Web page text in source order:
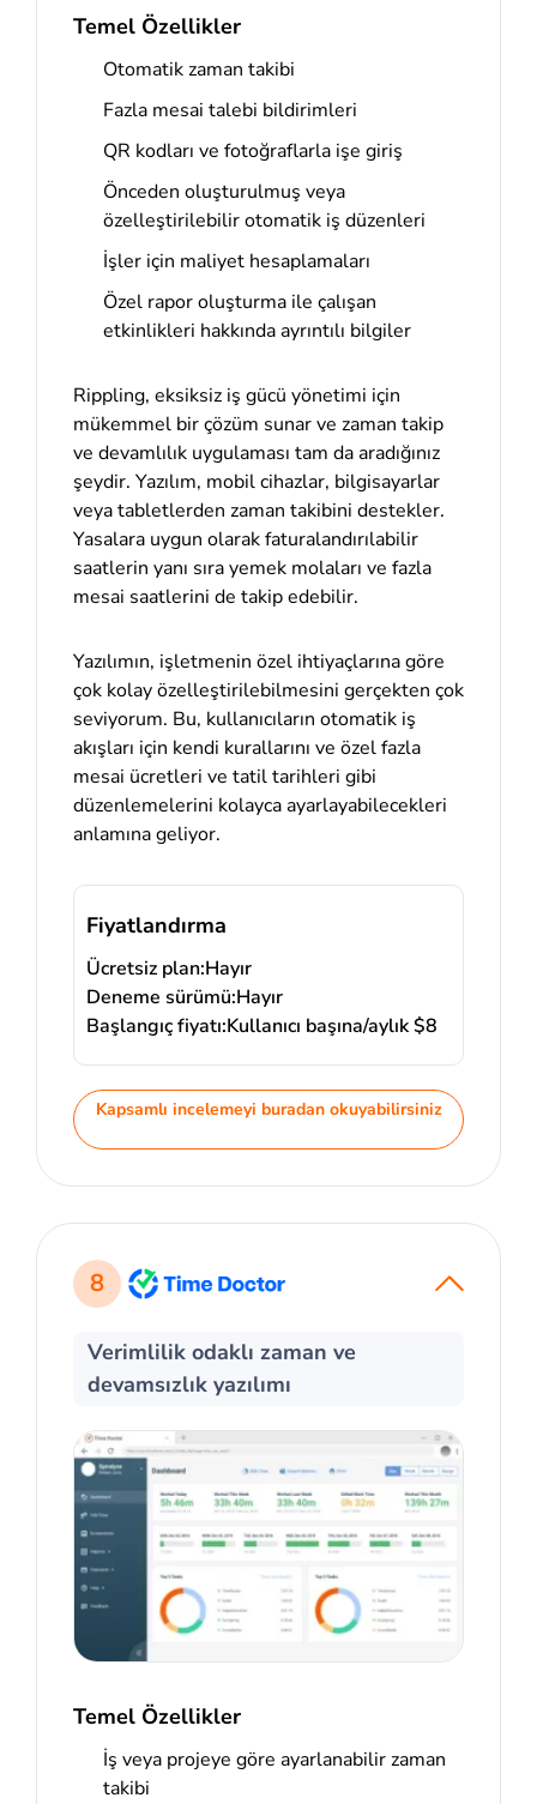
Temel Özellikler
Otomatik zaman takibi
Fazla mesai talebi bildirimleri
QR kodları ve fotoğraflarla işe giriş
Önceden oluşturulmuş veya
özelleştirilebilir otomatik iş düzenleri
İşler için maliyet hesaplamaları
Özel rapor oluşturma ile çalışan
etkinlikleri hakkında ayrıntılı bilgiler
Rippling, eksiksiz iş gücü yönetimi için
mükemmel bir çözüm sunar ve zaman takip
ve devamlılık uygulaması tam da aradığınız
şeydir. Yazılım, mobil cihazlar, bilgisayarlar
veya tabletlerden zaman takibini destekler.
Yasalara uygun olarak faturalandırılabilir
saatlerin yanı sıra yemek molaları ve fazla
mesai saatlerini de takip edebilir.
Yazılımın, işletmenin özel ihtiyaçlarına göre
çok kolay özelleştirilebilmesini gerçekten çok
seviyorum. Bu, kullanıcıların otomatik iş
akışları için kendi kurallarını ve özel fazla
mesai ücretleri ve tatil tarihleri gibi
düzenlemelerini kolayca ayarlayabilecekleri
anlamına geliyor.
Fiyatlandırma
Ücretsiz plan:Hayır
Deneme sürümü:Hayır
Başlangıç fiyatı:Kullanıcı başına/aylık $8
Kapsamlı incelemeyi buradan okuyabilirsiniz
8
Verimlilik odaklı zaman ve
devamsızlık yazılımı
Temel Özellikler
İş veya projeye göre ayarlanabilir zaman
takibi